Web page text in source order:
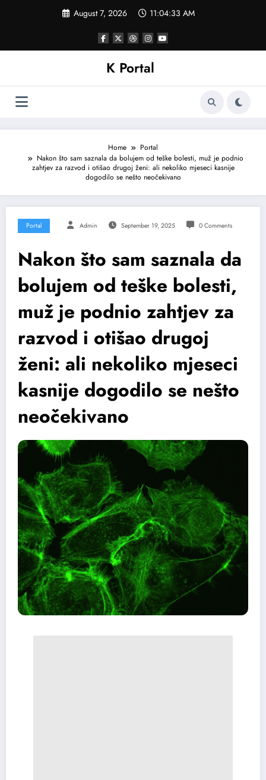
August 7, 2026 11:04:36 AM
K Portal
Home
Portal
Nakon što sam saznala da bolujem od teške bolesti, muž je podnio
zahtjev za razvod i otišao drugoj ženi: ali nekoliko mjeseci kasnije
dogodilo se nešto neočekivano
Portal Admin September 19, 2025 0 Comments
Nakon što sam saznala da
bolujem od teške bolesti,
muž je podnio zahtjev za
razvod i otišao drugoj
ženi: ali nekoliko mjeseci
kasnije dogodilo se nešto
neočekivano